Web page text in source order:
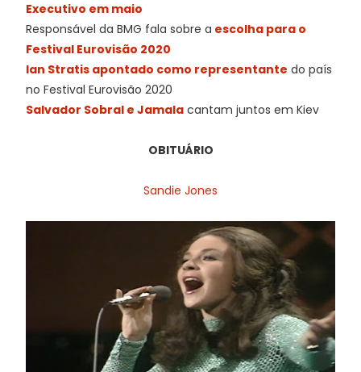
Executivo em maio
Responsável da BMG fala sobre a escolha para o
Festival Eurovisão 2020
Ian Stratis apontado como representante do país
no Festival Eurovisão 2020
Salvador Sobral e Jamala cantam juntos em Kiev
OBITUÁRIO
Sandie Jones